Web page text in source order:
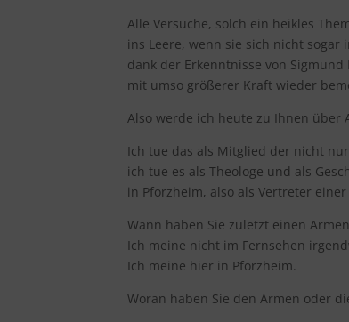
Alle Versuche, solch ein heikles
ins Leere, wenn sie sich nicht
dank der Erkenntnisse von
mit umso größerer Kraft wieder
Also werde ich heute zu Ihnen
Ich tue das als Mitglied der nicht
ich tue es als Theologe und als
in Pforzheim, also als Vertreter
Wann haben Sie zuletzt einen
Ich meine nicht im Fernsehen
Ich meine hier in Pforzheim.
Woran haben Sie den Armen oder